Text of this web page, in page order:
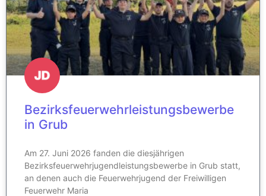
Bezirksfeuerwehrleistungsbewerbe
in Grub
Am 27. Juni 2026 fanden die diesjährigen
Bezirksfeuerwehrjugendleistungsbewerbe in Grub statt,
an denen auch die Feuerwehrjugend der Freiwilligen
Feuerwehr Maria